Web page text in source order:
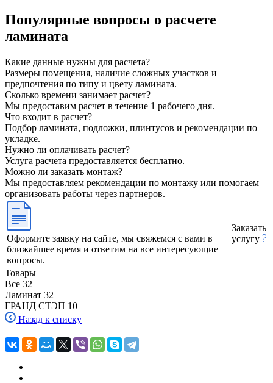
Популярные вопросы о расчете
ламината
Какие данные нужны для расчета?
Размеры помещения, наличие сложных участков и
предпочтения по типу и цвету ламината.
Сколько времени занимает расчет?
Мы предоставим расчет в течение 1 рабочего дня.
Что входит в расчет?
Подбор ламината, подложки, плинтусов и рекомендации по
укладке.
Нужно ли оплачивать расчет?
Услуга расчета предоставляется бесплатно.
Можно ли заказать монтаж?
Мы предоставляем рекомендации по монтажу или помогаем
организовать работы через партнеров.
Оформите заявку на сайте, мы свяжемся с вами в
ближайшее время и ответим на все интересующие
вопросы.
Заказать
услугу
Товары
Все 32
Ламинат 32
ГРАНД СТЭП 10
Назад к списку